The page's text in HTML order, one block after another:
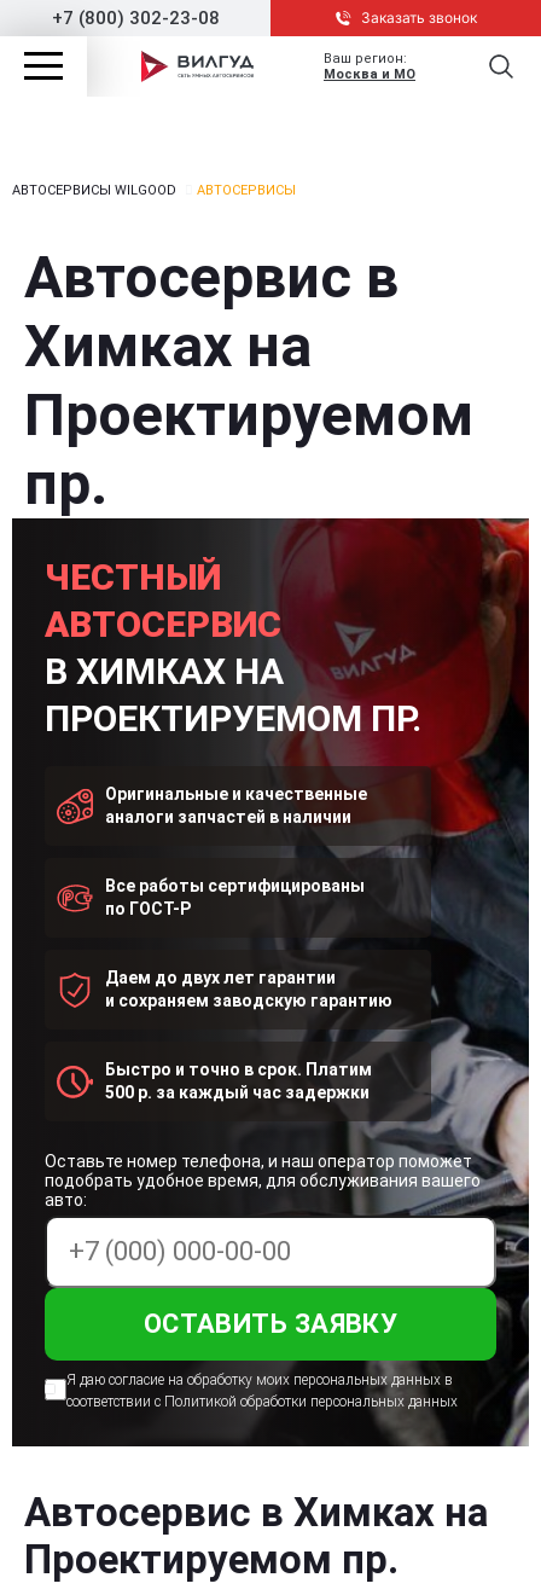
+7 (800) 302-23-08 Заказать звонок
Ваш регион:
Москва и МО
АВТОСЕРВИСЫ WILGOOD АВТОСЕРВИСЫ
Автосервис в
Химках на
Проектируемом
пр.
ЧЕСТНЫЙ
АВТОСЕРВИС
В ХИМКАХ НА
ПРОЕКТИРУЕМОМ ПР.
Оригинальные и качественные
аналоги запчастей в наличии
Даем до двух лет гарантии
и сохраняем заводскую гарантию
Все работы сертифицированы
по ГОСТ-Р
Быстро и точно в срок. Платим
500 р. за каждый час задержки
Оставьте номер телефона, и наш оператор поможет
подобрать удобное время, для обслуживания вашего
авто:
Я даю согласие на обработку моих персональныхданных в
соответствии с Политикой обработки персональных данных
Автосервис в Химках на
Проектируемом пр.